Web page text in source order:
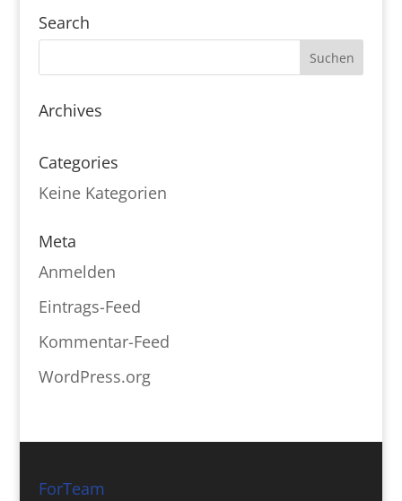
Search
Archives
Categories
Keine Kategorien
Meta
Anmelden
Eintrags-Feed
Kommentar-Feed
WordPress.org
ForTeam